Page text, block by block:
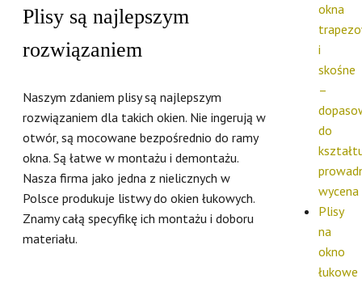
Plisy są najlepszym
rozwiązaniem
Naszym zdaniem plisy są najlepszym
rozwiązaniem dla takich okien. Nie ingerują w
otwór, są mocowane bezpośrednio do ramy
okna. Są łatwe w montażu i demontażu.
Nasza firma jako jedna z nielicznych w
Polsce produkuje listwy do okien łukowych.
Znamy całą specyfikę ich montażu i doboru
materiału.
okna
i
skośne
–
do
wycena
Plisy
na
okno
łukowe